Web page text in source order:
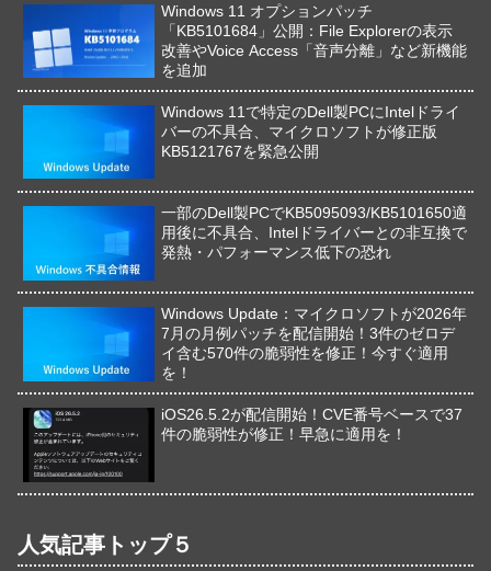
Windows 11 オプションパッチ
「KB5101684」公開：File Explorerの表示
改善やVoice Access「音声分離」など新機能
を追加
Windows 11で特定のDell製PCにIntelドライ
バーの不具合、マイクロソフトが修正版
KB5121767を緊急公開
一部のDell製PCでKB5095093/KB5101650適
用後に不具合、Intelドライバーとの非互換で
発熱・パフォーマンス低下の恐れ
Windows Update：マイクロソフトが2026年
7月の月例パッチを配信開始！3件のゼロデ
イ含む570件の脆弱性を修正！今すぐ適用
を！
iOS26.5.2が配信開始！CVE番号ベースで37
件の脆弱性が修正！早急に適用を！
人気記事トップ５